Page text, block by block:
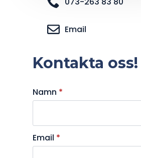
Kontakta oss!
*
Email *